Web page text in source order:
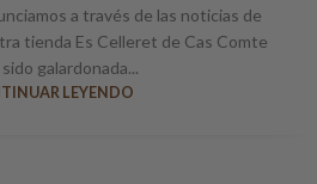
a través de las noticias de
tienda Es Celleret de Cas Comte
galardonada...
LEYENDO